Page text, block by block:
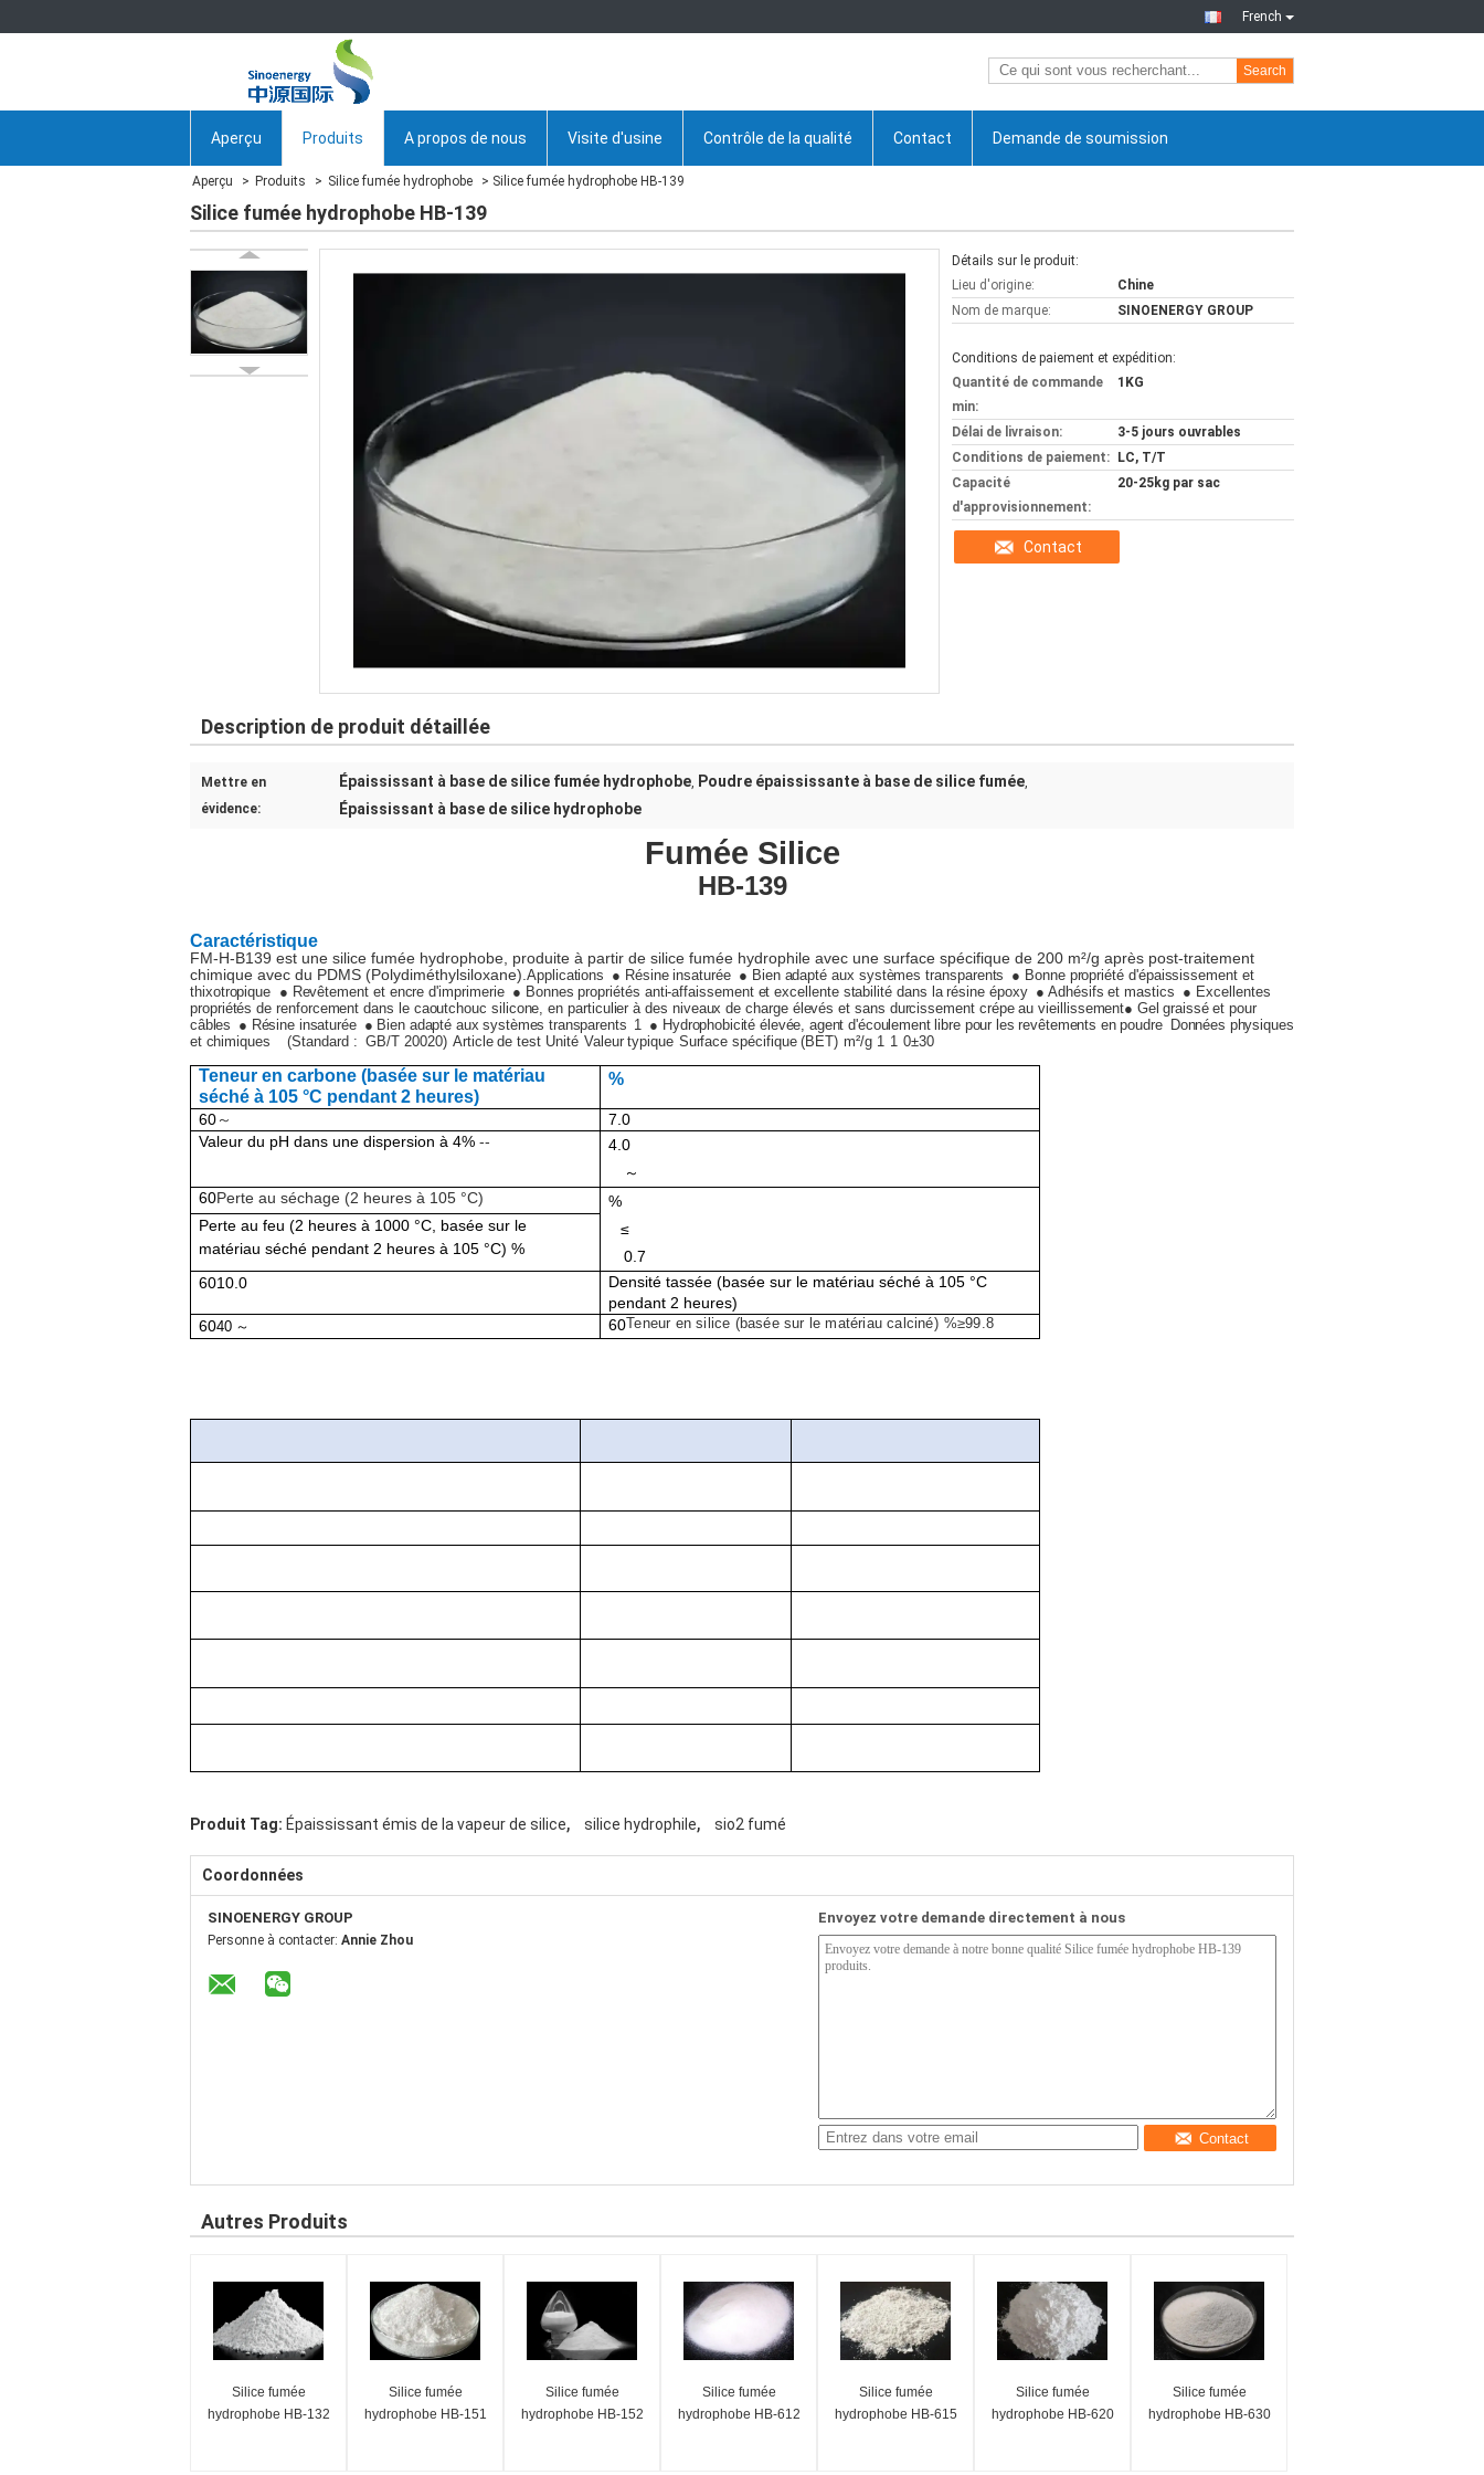
French
Search
Aperçu Produits A propos de nous Visite d'usine Contrôle de la qualité Contact Demande de soumission
Aperçu Produits Silice fumée hydrophobe Silice fumée hydrophobe HB-139
Silice fumée hydrophobe HB-139
Détails sur le produit:
Lieu d'origine:
Chine
Nom de marque:
SINOENERGY GROUP
Conditions de paiement et expédition:
Quantité de commande
min:
1KG
Délai de livraison:
3-5 jours ouvrables
Conditions de paiement:
LC, T/T
Capacité
d'approvisionnement:
20-25kg par sac
Contact
Description de produit détaillée
Mettre en
évidence:
Épaississant à base de silice fumée hydrophobe, Poudre épaississante à base de silice fumée,
Épaississant à base de silice hydrophobe
Fumée Silice
HB-139
Caractéristique
FM-H-B139 est une silice fumée hydrophobe, produite à partir de silice fumée hydrophile avec une surface spécifique de 200 m²/g après post-traitement
chimique avec du PDMS (Polydiméthylsiloxane). Applications ● Résine insaturée ● Bien adapté aux systèmes transparents ● Bonne propriété d'épaississement et
thixotropique ● Revêtement et encre d'imprimerie ● Bonnes propriétés anti-affaissement et excellente stabilité dans la résine époxy ● Adhésifs et mastics ● Excellentes
propriétés de renforcement dans le caoutchouc silicone, en particulier à des niveaux de charge élevés et sans durcissement crépe au vieillissement● Gel graissé et pour
câbles ● Résine insaturée ● Bien adapté aux systèmes transparents 1 ● Hydrophobicité élevée, agent d'écoulement libre pour les revêtements en poudre
Données physiques
et chimiques
(Standard : GB/T 20020) Article de test Unité Valeur typique Surface spécifique (BET) m²/g 1 1 0±30
Teneur en carbone (basée sur le matériau
séché à 105 °C pendant 2 heures)
%
60～
7.0
Valeur du pH dans une dispersion à 4% --
4.0
～
60Perte au séchage (2 heures à 105 °C)
%
≤
0.7
Perte au feu (2 heures à 1000 °C, basée sur le
matériau séché pendant 2 heures à 105 °C) %
6010.0
Densité tassée (basée sur le matériau séché à 105 °C
pendant 2 heures)
6040 ～ 60 Teneur en silice (basée sur le matériau calciné) %≥99.8
Produit Tag: Épaississant émis de la vapeur de silice, silice hydrophile, sio2 fumé
Coordonnées
SINOENERGY GROUP
Personne à contacter: Annie Zhou
Envoyez votre demande directement à nous
Contact
Autres Produits
Silice fumée
hydrophobe HB-132
Silice fumée
hydrophobe HB-151
Silice fumée
hydrophobe HB-152
Silice fumée
hydrophobe HB-612
Silice fumée
hydrophobe HB-615
Silice fumée
hydrophobe HB-620
Silice fumée
hydrophobe HB-630